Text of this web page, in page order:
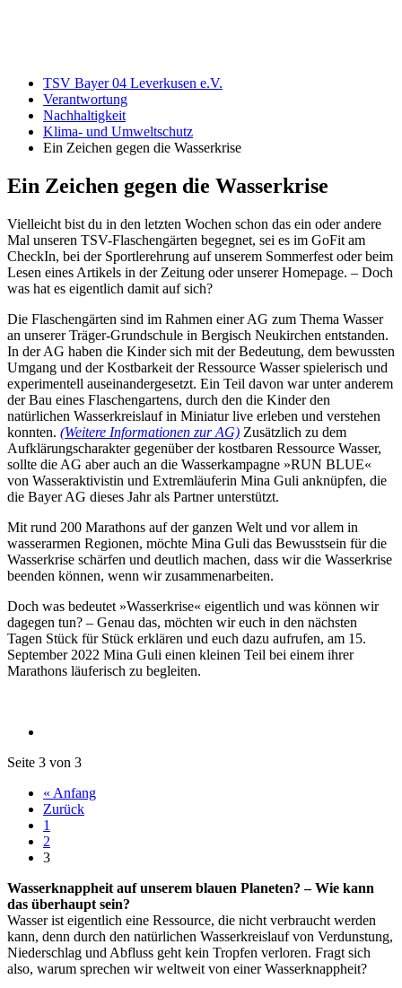
TSV Bayer 04 Leverkusen e.V.
Verantwortung
Nachhaltigkeit
Klima- und Umweltschutz
Ein Zeichen gegen die Wasserkrise
Ein Zeichen gegen die Wasserkrise
Vielleicht bist du in den letzten Wochen schon das ein oder andere
Mal unseren TSV-Flaschengärten begegnet, sei es im GoFit am
CheckIn, bei der Sportlerehrung auf unserem Sommerfest oder beim
Lesen eines Artikels in der Zeitung oder unserer Homepage. – Doch
was hat es eigentlich damit auf sich?
Die Flaschengärten sind im Rahmen einer AG zum Thema Wasser
an unserer Träger-Grundschule in Bergisch Neukirchen entstanden.
In der AG haben die Kinder sich mit der Bedeutung, dem bewussten
Umgang und der Kostbarkeit der Ressource Wasser spielerisch und
experimentell auseinandergesetzt. Ein Teil davon war unter anderem
der Bau eines Flaschengartens, durch den die Kinder den
natürlichen Wasserkreislauf in Miniatur live erleben und verstehen
konnten. (Weitere Informationen zur AG) Zusätzlich zu dem
Aufklärungscharakter gegenüber der kostbaren Ressource Wasser,
sollte die AG aber auch an die Wasserkampagne »RUN BLUE«
von Wasseraktivistin und Extremläuferin Mina Guli anknüpfen, die
die Bayer AG dieses Jahr als Partner unterstützt.
Mit rund 200 Marathons auf der ganzen Welt und vor allem in
wasserarmen Regionen, möchte Mina Guli das Bewusstsein für die
Wasserkrise schärfen und deutlich machen, dass wir die Wasserkrise
beenden können, wenn wir zusammenarbeiten.
Doch was bedeutet »Wasserkrise« eigentlich und was können wir
dagegen tun? – Genau das, möchten wir euch in den nächsten
Tagen Stück für Stück erklären und euch dazu aufrufen, am 15.
September 2022 Mina Guli einen kleinen Teil bei einem ihrer
Marathons läuferisch zu begleiten.
Seite 3 von 3
« Anfang
Zurück
1
2
3
Wasserknappheit auf unserem blauen Planeten? – Wie kann
das überhaupt sein?
Wasser ist eigentlich eine Ressource, die nicht verbraucht werden
kann, denn durch den natürlichen Wasserkreislauf von Verdunstung,
Niederschlag und Abfluss geht kein Tropfen verloren. Fragt sich
also, warum sprechen wir weltweit von einer Wasserknappheit?